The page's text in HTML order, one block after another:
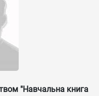
"Навчальна книга